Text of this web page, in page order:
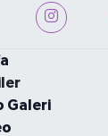
Galeri